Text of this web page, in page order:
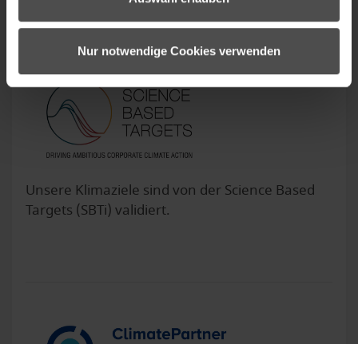
Nur notwendige Cookies verwenden
Unsere Klimaziele sind von der Science Based
Targets (SBTi) validiert.